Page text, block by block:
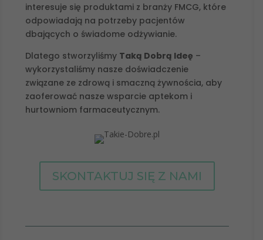
interesuje się produktami z branży FMCG, które
odpowiadają na potrzeby pacjentów
dbających o świadome odżywianie.
Dlatego stworzyliśmy Taką Dobrą Ideę –
wykorzystaliśmy nasze doświadczenie
związane ze zdrową i smaczną żywnościa, aby
zaoferować nasze wsparcie aptekom i
hurtowniom farmaceutycznym.
SKONTAKTUJ SIĘ Z NAMI